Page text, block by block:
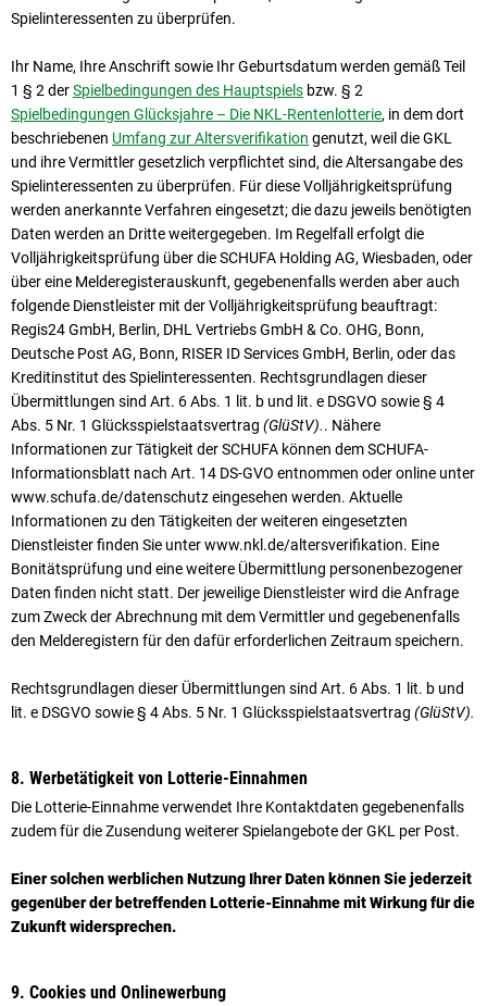
Spielinteressenten zu überprüfen.
Ihr Name, Ihre Anschrift sowie Ihr Geburtsdatum werden gemäß Teil
1 § 2 derSpielbedingungen des Hauptspiels bzw. § 2
Spielbedingungen Glücksjahre – Die NKL-Rentenlotterie, in dem dort
beschriebenen Umfang zur Altersverifikation genutzt, weil die GKL
und ihre Vermittler gesetzlich verpflichtet sind, die Altersangabe des
Spielinteressenten zu überprüfen. Für diese Volljährigkeitsprüfung
werden anerkannte Verfahren eingesetzt; die dazu jeweils benötigten
Daten werden an Dritte weitergegeben. Im Regelfall erfolgt die
Volljährigkeitsprüfung über die SCHUFA Holding AG, Wiesbaden, oder
über eine Melderegisterauskunft, gegebenenfalls werden aber auch
folgende Dienstleister mit der Volljährigkeitsprüfung beauftragt:
Regis24 GmbH, Berlin, DHL Vertriebs GmbH & Co. OHG, Bonn,
Deutsche Post AG, Bonn, RISER ID Services GmbH, Berlin, oder das
Kreditinstitut des Spielinteressenten. Rechtsgrundlagen dieser
Übermittlungen sind Art. 6 Abs. 1 lit. b und lit. e DSGVO sowie § 4
Abs. 5 Nr. 1 Glücksspielstaatsvertrag (GlüStV).. Nähere
Informationen zur Tätigkeit der SCHUFA können dem SCHUFA-
Informationsblatt nach Art. 14 DS-GVO entnommen oder online unter
www.schufa.de/datenschutz eingesehen werden. Aktuelle
Informationen zu den Tätigkeiten der weiteren eingesetzten
Dienstleister finden Sie unter www.nkl.de/altersverifikation. Eine
Bonitätsprüfung und eine weitere Übermittlung personenbezogener
Daten finden nicht statt. Der jeweilige Dienstleister wird die Anfrage
zum Zweck der Abrechnung mit dem Vermittler und gegebenenfalls
den Melderegistern für den dafür erforderlichen Zeitraum speichern.
Rechtsgrundlagen dieser Übermittlungen sind Art. 6 Abs. 1 lit. b und
lit. e DSGVO sowie § 4 Abs. 5 Nr. 1 Glücksspielstaatsvertrag (GlüStV).
8. Werbetätigkeit von Lotterie-Einnahmen
Die Lotterie-Einnahme verwendet Ihre Kontaktdaten gegebenenfalls
zudem für die Zusendung weiterer Spielangebote der GKL per Post.
Einer solchen werblichen Nutzung Ihrer Daten können Sie jederzeit
gegenüber der betreffenden Lotterie-Einnahme mit Wirkung für die
Zukunft widersprechen.
9. Cookies und Onlinewerbung